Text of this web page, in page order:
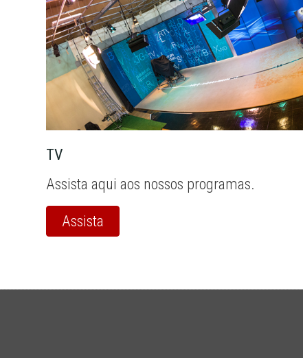
TV
Assista aqui aos nossos programas.
Assista